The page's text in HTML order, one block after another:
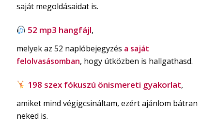
saját megoldásaidat is.
52 mp3 hangfájl,
melyek az 52 naplóbejegyzés a saját
felolvasásomban, hogy útközben is hallgathasd.
198 szex fókuszú önismereti gyakorlat,
amiket mind végigcsináltam, ezért ajánlom bátran
neked is.